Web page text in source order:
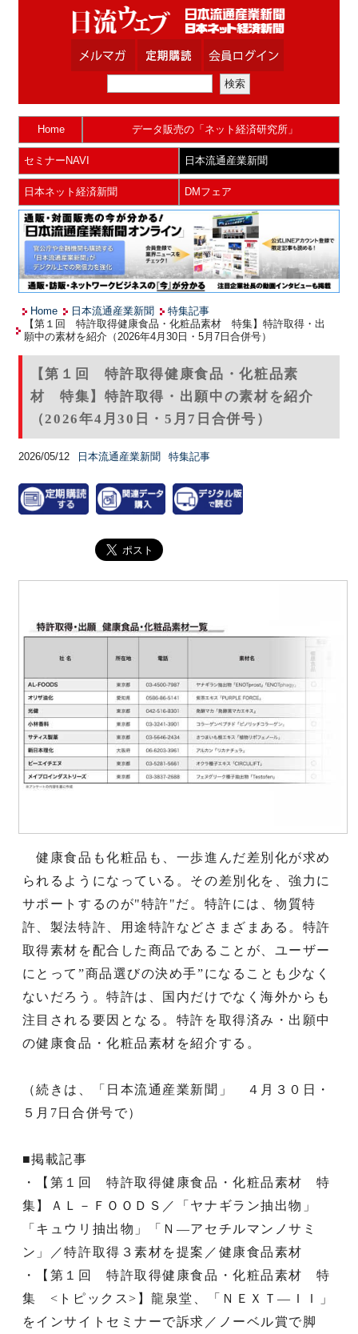
Home データ販売の「ネット経済研究所」
セミナーNAVI 日本流通産業新聞
日本ネット経済新聞 DMフェア
Home 日本流通産業新聞
特集記事
【第１回 特許取得健康食品・化粧品素材 特集】特許取得・出
願中の素材を紹介（2026年4月30日・5月7日合併号）
【第１回 特許取得健康食品・化粧品素
材 特集】特許取得・出願中の素材を紹介
（2026年4月30日・5月7日合併号）
2026/05/12 日本流通産業新聞 特集記事
健康食品も化粧品も、一歩進んだ差別化が求め
られるようになっている。その差別化を、強力に
サポートするのが"特許"だ。特許には、物質特
許、製法特許、用途特許などさまざまある。特許
取得素材を配合した商品であることが、ユーザー
にとって”商品選びの決め手”になることも少なく
ないだろう。特許は、国内だけでなく海外からも
注目される要因となる。特許を取得済み・出願中
の健康食品・化粧品素材を紹介する。
（続きは、「日本流通産業新聞」 ４月３０日・
５月7日合併号で）
■掲載記事
・【第１回 特許取得健康食品・化粧品素材 特
集】ＡＬ－ＦＯＯＤＳ／「ヤナギラン抽出物」
「キュウリ抽出物」「Ｎ―アセチルマンノサミ
ン」／特許取得３素材を提案／健康食品素材
・【第１回 特許取得健康食品・化粧品素材 特
集 <トピックス>】龍泉堂、「ＮＥＸＴ―ＩＩ」
をインサイトセミナーで訴求／ノーベル賞で脚